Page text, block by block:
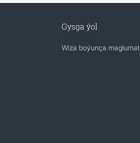
Gysga ýol
Wiza boýunça maglumat